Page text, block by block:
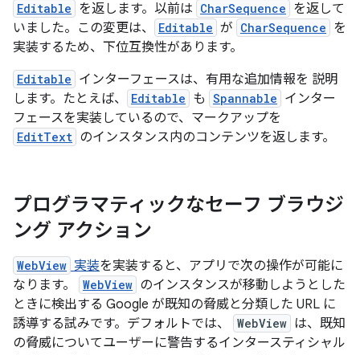
Editable を返します。以前は CharSequence を返して
いました。この変更は、
Editable が CharSequence を
実装するため、下位互換性があります。
Editable インターフェースは、有用な追加情報を 説明
します。たとえば、
Editable も Spannable インター
フェースを実装しているので、マークアップを
EditText のインスタンス内のコンテンツを返します。
プログラマティックなセーフ ブラウジ
ング アクション
WebView 実装を実装すると、アプリで次の操作が可能に
なります。
WebView のインスタンスが移動しようとした
ときに検出する Google が既知の脅威と分類した URL に
誘導する試みです。デフォルトでは、
WebView は、既知
の脅威についてユーザーに警告するインタースティシャル